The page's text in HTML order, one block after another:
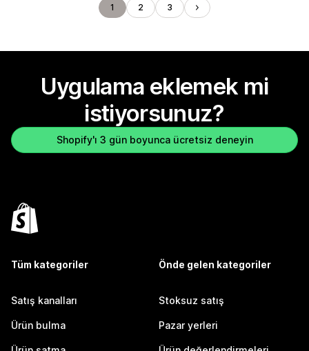
1 2 3
Uygulama eklemek mi
istiyorsunuz?
Shopify'ı 3 gün boyunca ücretsiz deneyin
Tüm kategoriler
Satış kanalları
Ürün bulma
Önde gelen kategoriler
Stoksuz satış
Pazar yerleri